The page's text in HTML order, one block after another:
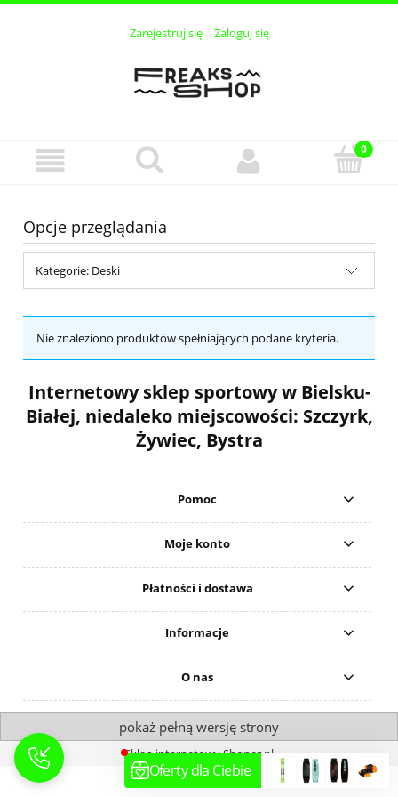
Zarejestruj się Zaloguj się
Opcje przeglądania
Kategorie: Deski
Nie znaleziono produktów spełniających podane kryteria.
Internetowy sklep sportowy w Bielsku-
Białej, niedaleko miejscowości: Szczyrk,
Żywiec, Bystra
Pomoc
Moje konto
Płatności i dostawa
Informacje
O nas
pokaż pełną wersję strony
Sklep internetowy Shoper.pl